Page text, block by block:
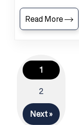
Read More
1
2
Next »